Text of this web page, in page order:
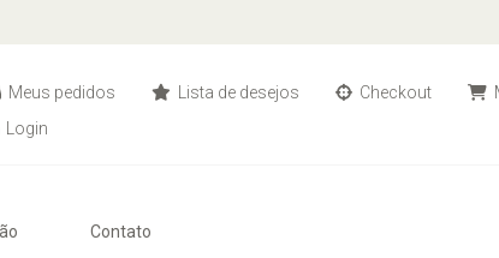
Meus pedidos Lista de desejos Checkout
Login
Contato